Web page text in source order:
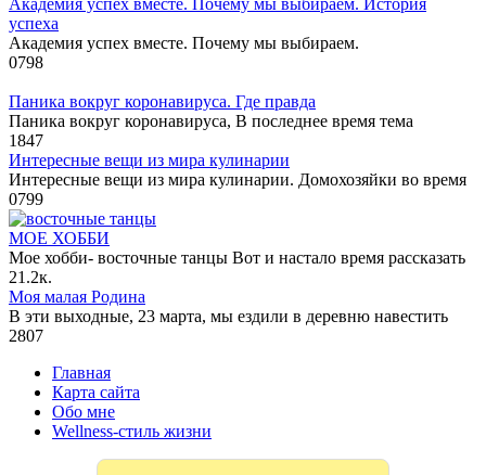
успеха
Академия успех вместе. Почему мы выбираем.
0798
Паника вокруг коронавируса. Где правда
Паника вокруг коронавируса, В последнее время тема
1847
Интересные вещи из мира кулинарии
Интересные вещи из мира кулинарии. Домохозяйки во время
0799
МОЕ ХОББИ
Мое хобби- восточные танцы Вот и настало время рассказать
21.2к.
Моя малая Родина
В эти выходные, 23 марта, мы ездили в деревню навестить
2807
Главная
Карта сайта
Обо мне
Wellness-стиль жизни